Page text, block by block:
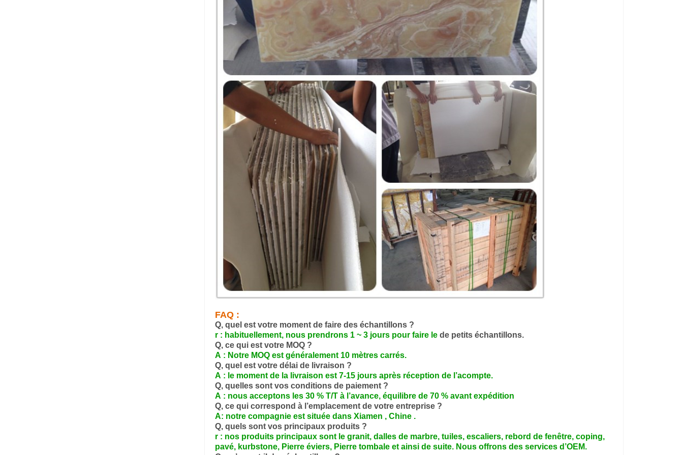
FAQ :
Q, quel est votre moment de faire des échantillons ?
r : habituellement, nous prendrons 1 ~ 3 jours pour faire le de petits échantillons.
Q, ce qui est votre MOQ ?
A : Notre MOQ est généralement 10 mètres carrés.
Q, quel est votre délai de livraison ?
A : le moment de la livraison est 7-15 jours après réception de l’acompte.
Q, quelles sont vos conditions de paiement ?
A : nous acceptons les 30 % T/T à l’avance, équilibre de 70 % avant expédition
Q, ce qui correspond à l’emplacement de votre entreprise ?
A: notre compagnie est située dans Xiamen , Chine .
Q, quels sont vos principaux produits ?
r : nos produits principaux sont le granit, dalles de marbre, tuiles, escaliers, rebord de fenêtre, coping,
pavé, kurbstone, Pierre éviers, Pierre tombale et ainsi de suite. Nous offrons des services d’OEM.